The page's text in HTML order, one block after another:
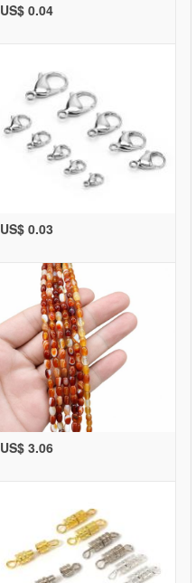
US$ 0.04
US$ 0.03
US$ 3.06